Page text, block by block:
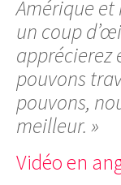
Amérique
un coup
apprécierez
pouvons
pouvons,
meilleur. »
Vidéo en